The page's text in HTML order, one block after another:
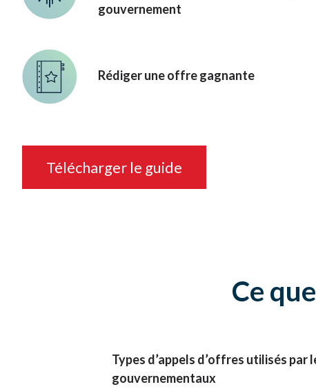
gouvernement
Rédiger une offre gagnante
Télécharger le guide
Ce
Types d’appels d’offres utilisés par
gouvernementaux